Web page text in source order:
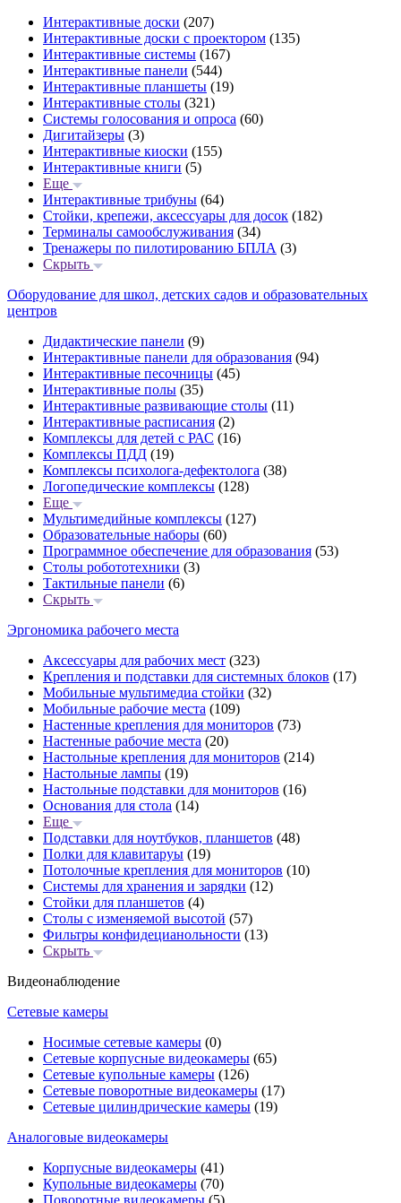
Интерактивные доски (207)
Интерактивные доски с проектором (135)
Интерактивные системы (167)
Интерактивные панели (544)
Интерактивные планшеты (19)
Интерактивные столы (321)
Системы голосования и опроса (60)
Дигитайзеры (3)
Интерактивные киоски (155)
Интерактивные книги (5)
Еще
Интерактивные трибуны (64)
Стойки, крепежи, аксессуары для досок (182)
Терминалы самообслуживания (34)
Тренажеры по пилотированию БПЛА (3)
Скрыть
Оборудование для школ, детских садов и образовательных
центров
Дидактические панели (9)
Интерактивные панели для образования (94)
Интерактивные песочницы (45)
Интерактивные полы (35)
Интерактивные развивающие столы (11)
Интерактивные расписания (2)
Комплексы для детей с РАС (16)
Комплексы ПДД (19)
Комплексы психолога-дефектолога (38)
Логопедические комплексы (128)
Еще
Мультимедийные комплексы (127)
Образовательные наборы (60)
Программное обеспечение для образования (53)
Столы робототехники (3)
Тактильные панели (6)
Скрыть
Эргономика рабочего места
Аксессуары для рабочих мест (323)
Крепления и подставки для системных блоков (17)
Мобильные мультимедиа стойки (32)
Мобильные рабочие места (109)
Настенные крепления для мониторов (73)
Настенные рабочие места (20)
Настольные крепления для мониторов (214)
Настольные лампы (19)
Настольные подставки для мониторов (16)
Основания для стола (14)
Еще
Подставки для ноутбуков, планшетов (48)
Полки для клавитаруы (19)
Потолочные крепления для мониторов (10)
Системы для хранения и зарядки (12)
Стойки для планшетов (4)
Столы с изменяемой высотой (57)
Фильтры конфидецианольности (13)
Скрыть
Видеонаблюдение
Сетевые камеры
Носимые сетевые камеры (0)
Сетевые корпусные видеокамеры (65)
Сетевые купольные камеры (126)
Сетевые поворотные видеокамеры (17)
Сетевые цилиндрические камеры (19)
Аналоговые видеокамеры
Корпусные видеокамеры (41)
Купольные видеокамеры (70)
Поворотные видеокамеры (5)